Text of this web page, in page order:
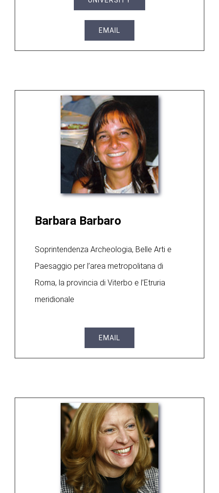
EMAIL
Barbara Barbaro
Soprintendenza Archeologia, Belle Arti e
Paesaggio per l’area metropolitana di
Roma, la provincia di Viterbo e l’Etruria
meridionale
EMAIL